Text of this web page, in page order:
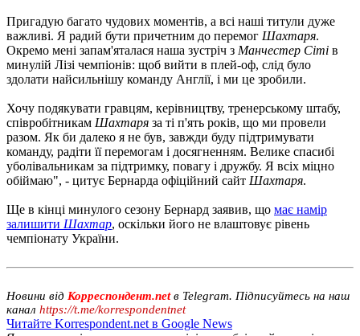
Пригадую багато чудових моментів, а всі наші титули дуже
важливі. Я радий бути причетним до перемог Шахтаря.
Окремо мені запам'яталася наша зустріч з Манчестер Сіті в
минулій Лізі чемпіонів: щоб вийти в плей-оф, слід було
здолати найсильнішу команду Англії, і ми це зробили.
Хочу подякувати гравцям, керівництву, тренерському штабу,
співробітникам Шахтаря за ті п'ять років, що ми провели
разом. Як би далеко я не був, завжди буду підтримувати
команду, радіти її перемогам і досягненням. Велике спасибі
уболівальникам за підтримку, повагу і дружбу. Я всіх міцно
обіймаю", - цитує Бернарда офіційний сайт Шахтаря.
Ще в кінці минулого сезону Бернард заявив, що має намір
залишити Шахтар, оскільки його не влаштовує рівень
чемпіонату України.
Новини від Корреспондент.netв Telegram. Підписуйтесь на наш
канал https://t.me/korrespondentnet
Читайте Korrespondent.net в Google News